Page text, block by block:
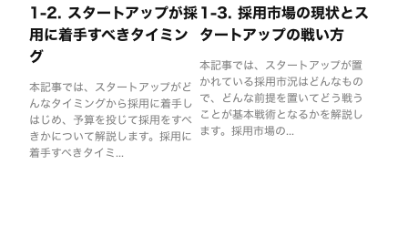
1-2. スタートアップが採
用に着手すべきタイミン
グ
本記事では、スタートアップがど
んなタイミングから採用に着手し
はじめ、予算を投じて採用をすべ
きかについて解説します。採用に
着手すべきタイミ...
1-3. 採用市場の現状とス
タートアップの戦い方
本記事では、スタートアップが置
かれている採用市況はどんなもの
で、どんな前提を置いてどう戦う
ことが基本戦術となるかを解説し
ます。採用市場の...